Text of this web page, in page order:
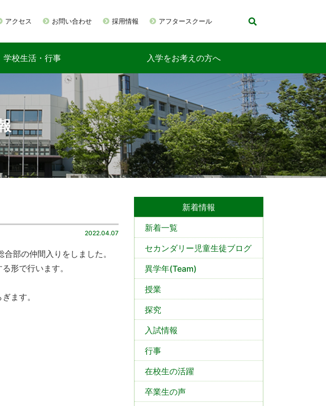
アクセス お問い合わせ 採用情報 アフタースクール
学校生活・行事 入学をお考えの方へ
新着情報
新着一覧
セカンダリー児童生徒ブログ
異学年(Team)
授業
探究
入試情報
行事
在校生の活躍
卒業生の声
2022.04.07
部の仲間入りをしました。
形で行います。
ます。